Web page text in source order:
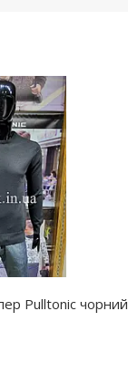
Pulltonic чорний